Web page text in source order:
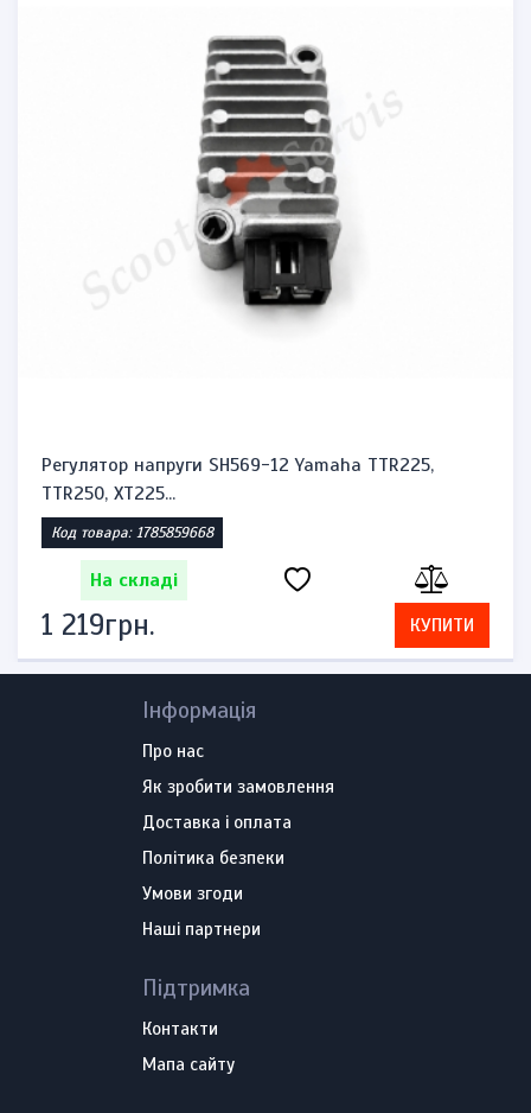
Регулятор напруги SH569-12 Yamaha TTR225,
TTR250, XT225...
Код товара: 1785859668
На складі
1 219грн. КУПИТИ
Інформація
Про нас
Як зробити замовлення
Доставка і оплата
Політика безпеки
Умови згоди
Наші партнери
Підтримка
Контакти
Мапа сайту